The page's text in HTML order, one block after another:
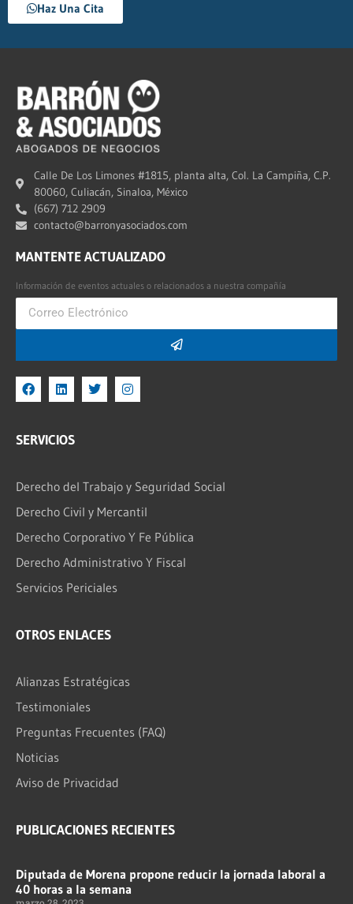
Haz Una Cita
Calle De Los Limones #1815, planta alta, Col. La Campiña, C.P.
80060, Culiacán, Sinaloa, México
(667) 712 2909
contacto@barronyasociados.com
MANTENTE ACTUALIZADO
Información de eventos actuales o relacionados a nuestra compañía
SERVICIOS
Derecho del Trabajo y Seguridad Social
Derecho Civil y Mercantil
Derecho Corporativo Y Fe Pública
Derecho Administrativo Y Fiscal
Servicios Periciales
OTROS ENLACES
Alianzas Estratégicas
Testimoniales
Preguntas Frecuentes (FAQ)
Noticias
Aviso de Privacidad
PUBLICACIONES RECIENTES
Diputada de Morena propone reducir la jornada laboral a
40 horas a la semana